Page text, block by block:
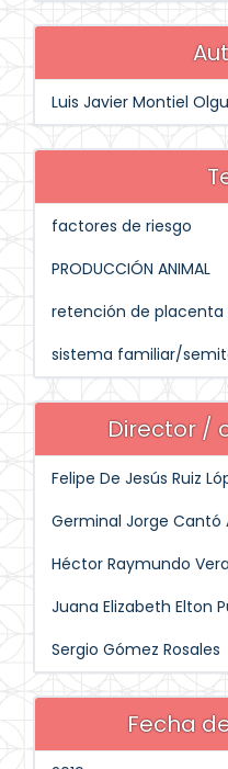
Luis Javier Montiel
factores de riesgo
PRODUCCIÓN ANIMAL
retención de placenta
sistema familiar/
Director /
Felipe De Jesús Ruiz
Germinal Jorge Cantó
Héctor Raymundo
Juana Elizabeth Elton
Sergio Gómez Rosales
Fecha